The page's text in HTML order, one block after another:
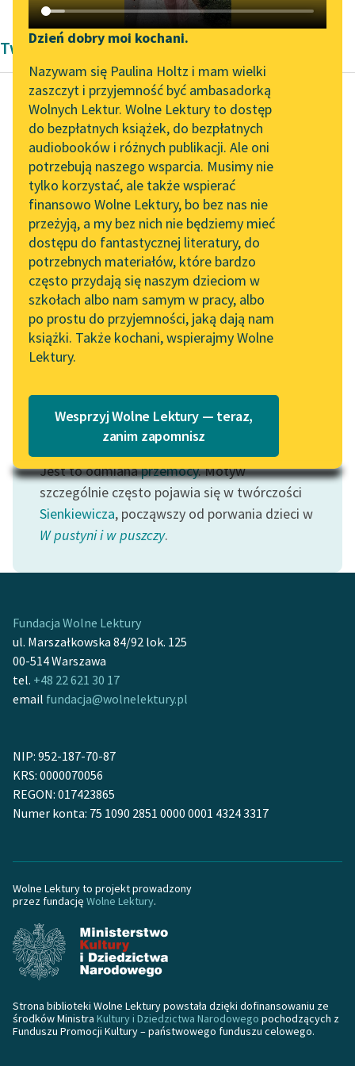
Katalog DAISY
Podkasty o książkach
Zgłoś brak utworu
Aktualności
„Prokurator Alicja Horn”
do słuchania
Byliśmy częścią AI Impact
Lab
Zapraszamy na spotkanie
online z tłumaczkami
literatury skandynawskiej
Spotkanie z Katarzyną
Tunkiel w Oslo
102. lata temu zmarł
Joseph Conrad
Lektury szkolne i klasyka
literatury do słuchania dla
uczennic i uczniów z
niepełnosprawnościami
E-kolekcja lektur
szkolnych i literatury do
Feministyczne inspiracje.
Popularyzacja
skandynawskiej literatury
feministycznej
Kolekcje edukacyjne
twórców przechodzących
do domeny publicznej,
lektur szkolnych oraz
Odkurzamy bohaterów
Szkoła Poezji Wolnych
Lektur
Narzędzia
Mapa Wolnych Lektur
Leśmianator
Przewodnik dla piszących i
czytających
API
OAI-PMH
Widget Wolnych Lektur
Przypisy
Katalog w formacie PDF
O nas
Kontakt
O projekcie
Dzień dobry moi kochani.
Nazywam się Paulina Holtz i mam wielki
zaszczyt i przyjemność być ambasadorką
Wolnych Lektur. Wolne Lektury to dostęp
do bezpłatnych książek, do bezpłatnych
audiobooków i różnych publikacji. Ale oni
potrzebują naszego wsparcia. Musimy nie
tylko korzystać, ale także wspierać
finansowo Wolne Lektury, bo bez nas nie
przeżyją, a my bez nich nie będziemy mieć
dostępu do fantastycznej literatury, do
potrzebnych materiałów, które bardzo
często przydają się naszym dzieciom w
szkołach albo nam samym w pracy, albo
po prostu do przyjemności, jaką dają nam
książki. Także kochani, wspierajmy Wolne
Lektury.
Wesprzyj Wolne Lektury — teraz,
zanim zapomnisz
Twórczość Antoniny Domańskiej
Antonina Domańska
Krysia bezimienna
Jeszcze nie dojechali
do rogu, gdy nagle z
tłumu wypadł mąż
jakiś zamaskowany i
nie...
Czytaj więcej
Motyw: Porwanie
Jest to odmianaprzemocy. Motyw
szczególnie często pojawia się w twórczości
Sienkiewicza, począwszy od porwania dzieci w
W pustyni i w puszczy.
Fundacja Wolne Lektury
ul. Marszałkowska 84/92 lok. 125
00-514 Warszawa
tel. +48 22 621 30 17
email fundacja@wolnelektury.pl
NIP: 952-187-70-87
KRS: 0000070056
REGON: 017423865
Numer konta: 75 1090 2851 0000 0001 4324 3317
Wolne Lektury to projekt prowadzony
przez fundację Wolne Lektury.
Strona biblioteki Wolne Lektury powstała dzięki dofinansowaniu ze
środków Ministra Kultury i Dziedzictwa Narodowego pochodzących z
Funduszu Promocji Kultury – państwowego funduszu celowego.